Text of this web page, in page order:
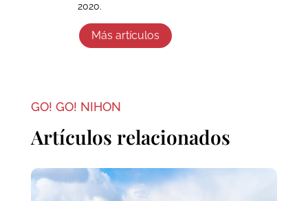
2020.
Más artículos
GO! GO! NIHON
Artículos relacionados